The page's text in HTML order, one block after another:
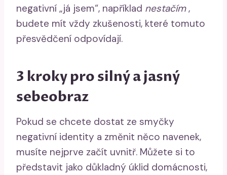
negativní „já jsem“, například nestačím,
budete mít vždy zkušenosti, které tomuto
přesvědčení odpovídají.
3 kroky pro silný a jasný
sebeobraz
Pokud se chcete dostat ze smyčky
negativní identity a změnit něco navenek,
musíte nejprve začít uvnitř. Můžete si to
představit jako důkladný úklid domácnosti,